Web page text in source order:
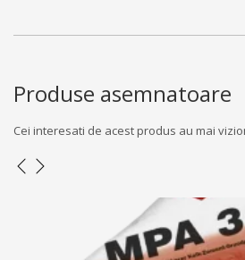
Produse asemnatoare
Cei interesati de acest produs au mai